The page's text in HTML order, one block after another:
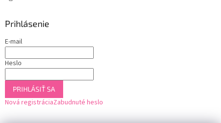
Prihlásenie
E-mail
Heslo
PRIHLÁSIŤ SA
Nová registráciaZabudnuté heslo